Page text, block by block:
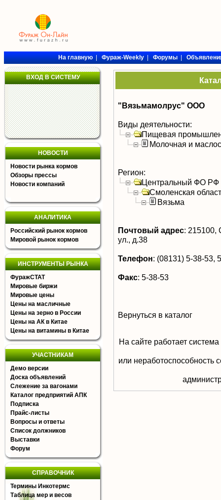
На главную|Фураж-Weekly|Форумы|
ВХОД В СИСТЕМУ
НОВОСТИ
Новости рынка кормов
Обзоры прессы
Новости компаний
АНАЛИТИКА
Российский рынок кормов
Мировой рынок кормов
ИНСТРУМЕНТЫ РЫНКА
ФуражСТАТ
Мировые биржи
Мировые цены
Цены на масличные
Цены на зерно в России
Цены на АК в Китае
Цены на витамины в Китае
УЧАСТНИКАМ
Демо версии
Доска объявлений
Слежение за вагонами
Каталог предприятий АПК
Подписка
Прайс-листы
Вопросы и ответы
Список должников
Выставки
Форум
СПРАВОЧНИК
Термины Инкотермс
Таблица мер и весов
"Вязьмамолрус" ООО
Виды деятельности:
Пищевая
Молочная и
Регион:
Центральный ФО РФ
Смоленская
Вязьма
Почтовый адрес: 215100,
ул., д.38
Телефон: (08131) 5-38-53,
Факс: 5-38-53
Вернуться в каталог
На сайте работает
или неработоспособность